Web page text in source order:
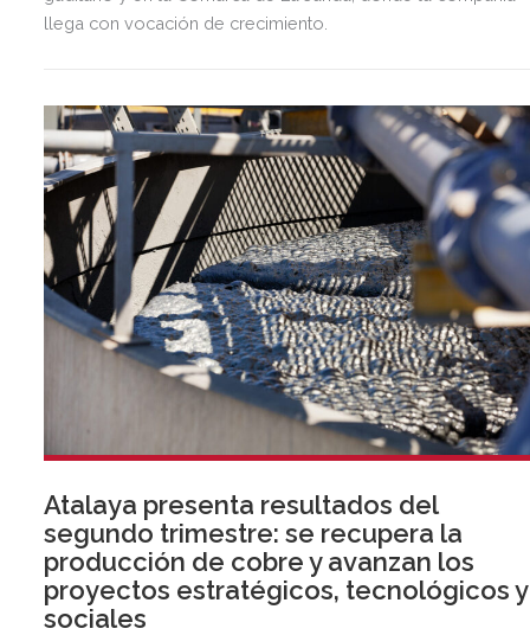
llega con vocación de crecimiento.
Atalaya presenta resultados del
segundo trimestre: se recupera la
producción de cobre y avanzan los
proyectos estratégicos, tecnológicos y
sociales